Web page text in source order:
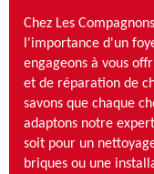
Chez Les
l'importance d'un
engageons à vous
et de réparation de
savons que chaque
adaptons notre
soit pour un
briques ou une